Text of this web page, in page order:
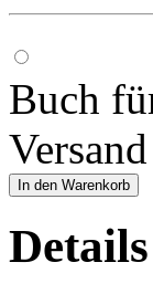
Buch
In den Warenkorb
Details